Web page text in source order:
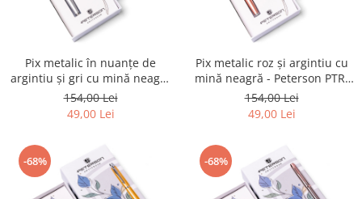
Pix metalic în nuanțe de
argintiu și gri cu mină neagră
- Peterson PTR-PTN 222-GB
PEARL-SIL
154,00 Lei
49,00 Lei
Pix metalic roz și argintiu cu
mină neagră - Peterson PTR-
PTN 222-GB SALMON-SI
154,00 Lei
49,00 Lei
-68% -68%